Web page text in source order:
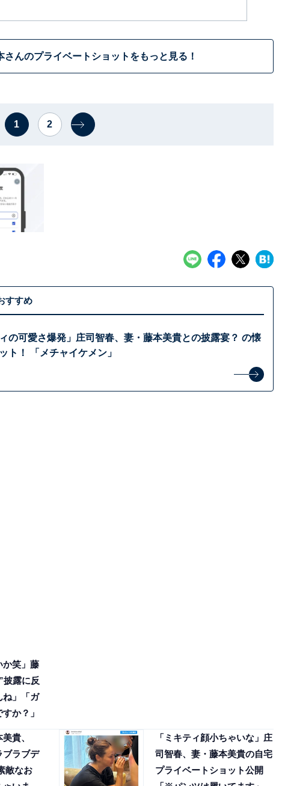
さんのプライベートショットをもっと見る！
1 2
すすめ
ィの可愛さ爆発」庄司智春、妻・藤本美貴との披露宴？ の懐
ト！ 「メチャイケメン」
か笑」藤
披露に反
ね」「ガ
か？」
貴、
ブラブデ
敵なお
「ミキティ顔小ちゃいな」庄
司智春、妻・藤本美貴の自宅
プライベートショット公開